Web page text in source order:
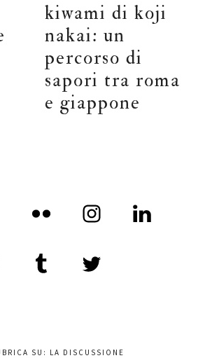
kiwami di koji
nakai: un
percorso di
sapori tra roma
e giappone
SU: LA DISCUSSIONE